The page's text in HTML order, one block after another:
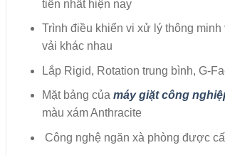
tiến nhất hiện nay
Trình điều khiển vi xử lý thông
vải khác nhau
Lắp Rigid, Rotation trung bình, G-
Mặt bảng của máy giặt công
màu xám Anthracite
Công nghệ ngăn xà phòng được